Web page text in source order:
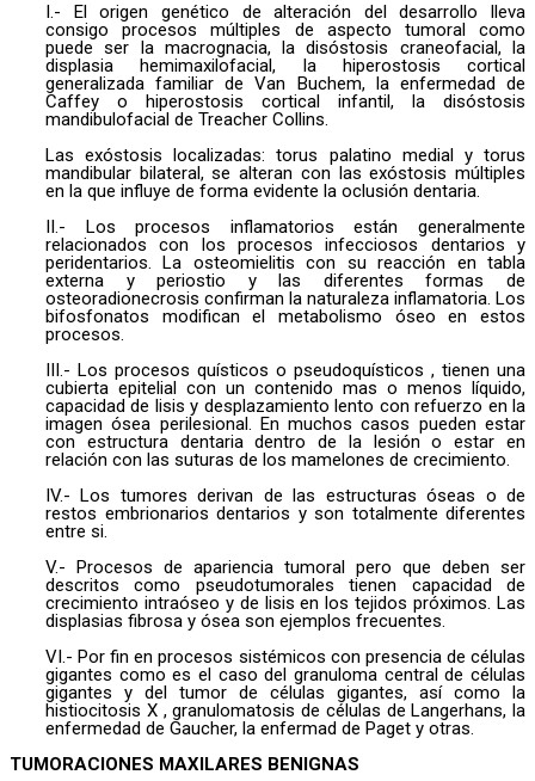
I.- El origen genético de alteración del desarrollo lleva
consigo procesos múltiples de aspecto tumoral como
puede ser la macrognacia, la disóstosis craneofacial, la
displasia hemimaxilofacial, la hiperostosis cortical
generalizada familiar de Van Buchem, la enfermedad de
Caffey o hiperostosis cortical infantil, la disóstosis
mandibulofacial de Treacher Collins.
Las exóstosis localizadas: torus palatino medial y torus
mandibular bilateral, se alteran con las exóstosis múltiples
en la que influye de forma evidente la oclusión dentaria.
II.- Los procesos inflamatorios están generalmente
relacionados con los procesos infecciosos dentarios y
peridentarios. La osteomielitis con su reacción en tabla
externa y periostio y las diferentes formas de
osteoradionecrosis confirman la naturaleza inflamatoria. Los
bifosfonatos modifican el metabolismo óseo en estos
procesos.
III.- Los procesos quísticos o pseudoquísticos , tienen una
cubierta epitelial con un contenido mas o menos líquido,
capacidad de lisis y desplazamiento lento con refuerzo en la
imagen ósea perilesional. En muchos casos pueden estar
con estructura dentaria dentro de la lesión o estar en
relación con las suturas de los mamelones de crecimiento.
IV.- Los tumores derivan de las estructuras óseas o de
restos embrionarios dentarios y son totalmente diferentes
entre si.
V.- Procesos de apariencia tumoral pero que deben ser
descritos como pseudotumorales tienen capacidad de
crecimiento intraóseo y de lisis en los tejidos próximos. Las
displasias fibrosa y ósea son ejemplos frecuentes.
VI.- Por fin en procesos sistémicos con presencia de células
gigantes como es el caso del granuloma central de células
gigantes y del tumor de células gigantes, así como la
histiocitosis X , granulomatosis de células de Langerhans, la
enfermedad de Gaucher, la enfermad de Paget y otras.
TUMORACIONES MAXILARES BENIGNAS